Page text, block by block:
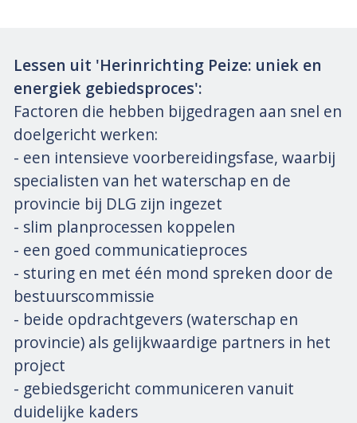
Lessen uit 'Herinrichting Peize: uniek en
energiek gebiedsproces':
Factoren die hebben bijgedragen aan snel en
doelgericht werken:
- een intensieve voorbereidingsfase, waarbij
specialisten van het waterschap en de
provincie bij DLG zijn ingezet
- slim planprocessen koppelen
- een goed communicatieproces
- sturing en met één mond spreken door de
bestuurscommissie
- beide opdrachtgevers (waterschap en
provincie) als gelijkwaardige partners in het
project
- gebiedsgericht communiceren vanuit
duidelijke kaders